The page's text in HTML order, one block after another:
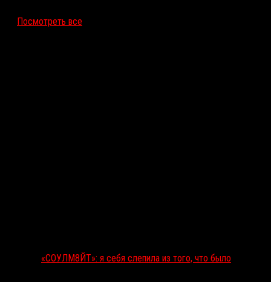
Посмотреть все
«СОУЛМ8ЙТ»: я себя слепила из того, что было